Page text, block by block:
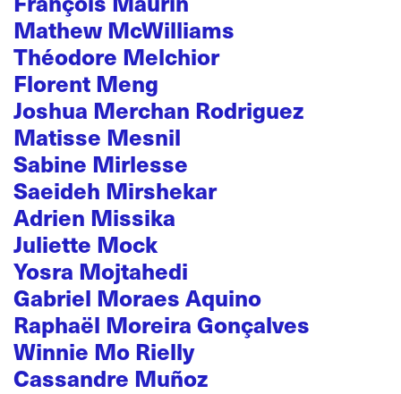
Mathew McWilliams
Théodore Melchior
Florent Meng
Joshua Merchan Rodriguez
Matisse Mesnil
Sabine Mirlesse
Saeideh Mirshekar
Adrien Missika
Juliette Mock
Yosra Mojtahedi
Gabriel Moraes Aquino
Raphaël Moreira Gonçalves
Winnie Mo Rielly
Cassandre Muñoz